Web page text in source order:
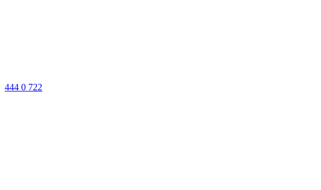
444 0 722